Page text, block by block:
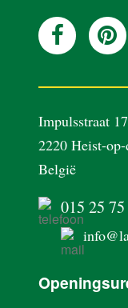
REALISATIES
OVER ONS
VACATURES
CONTACT
Impulsstraat
2220 Heist-
België
015 25